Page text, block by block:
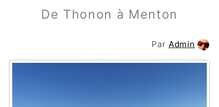
De Thonon à Menton
Par Admin